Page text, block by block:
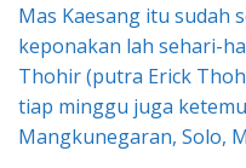
Mas Kaesang itu sudah
keponakan lah sehari-
Thohir (putra Erick
tiap minggu juga
Mangkunegaran, Solo,